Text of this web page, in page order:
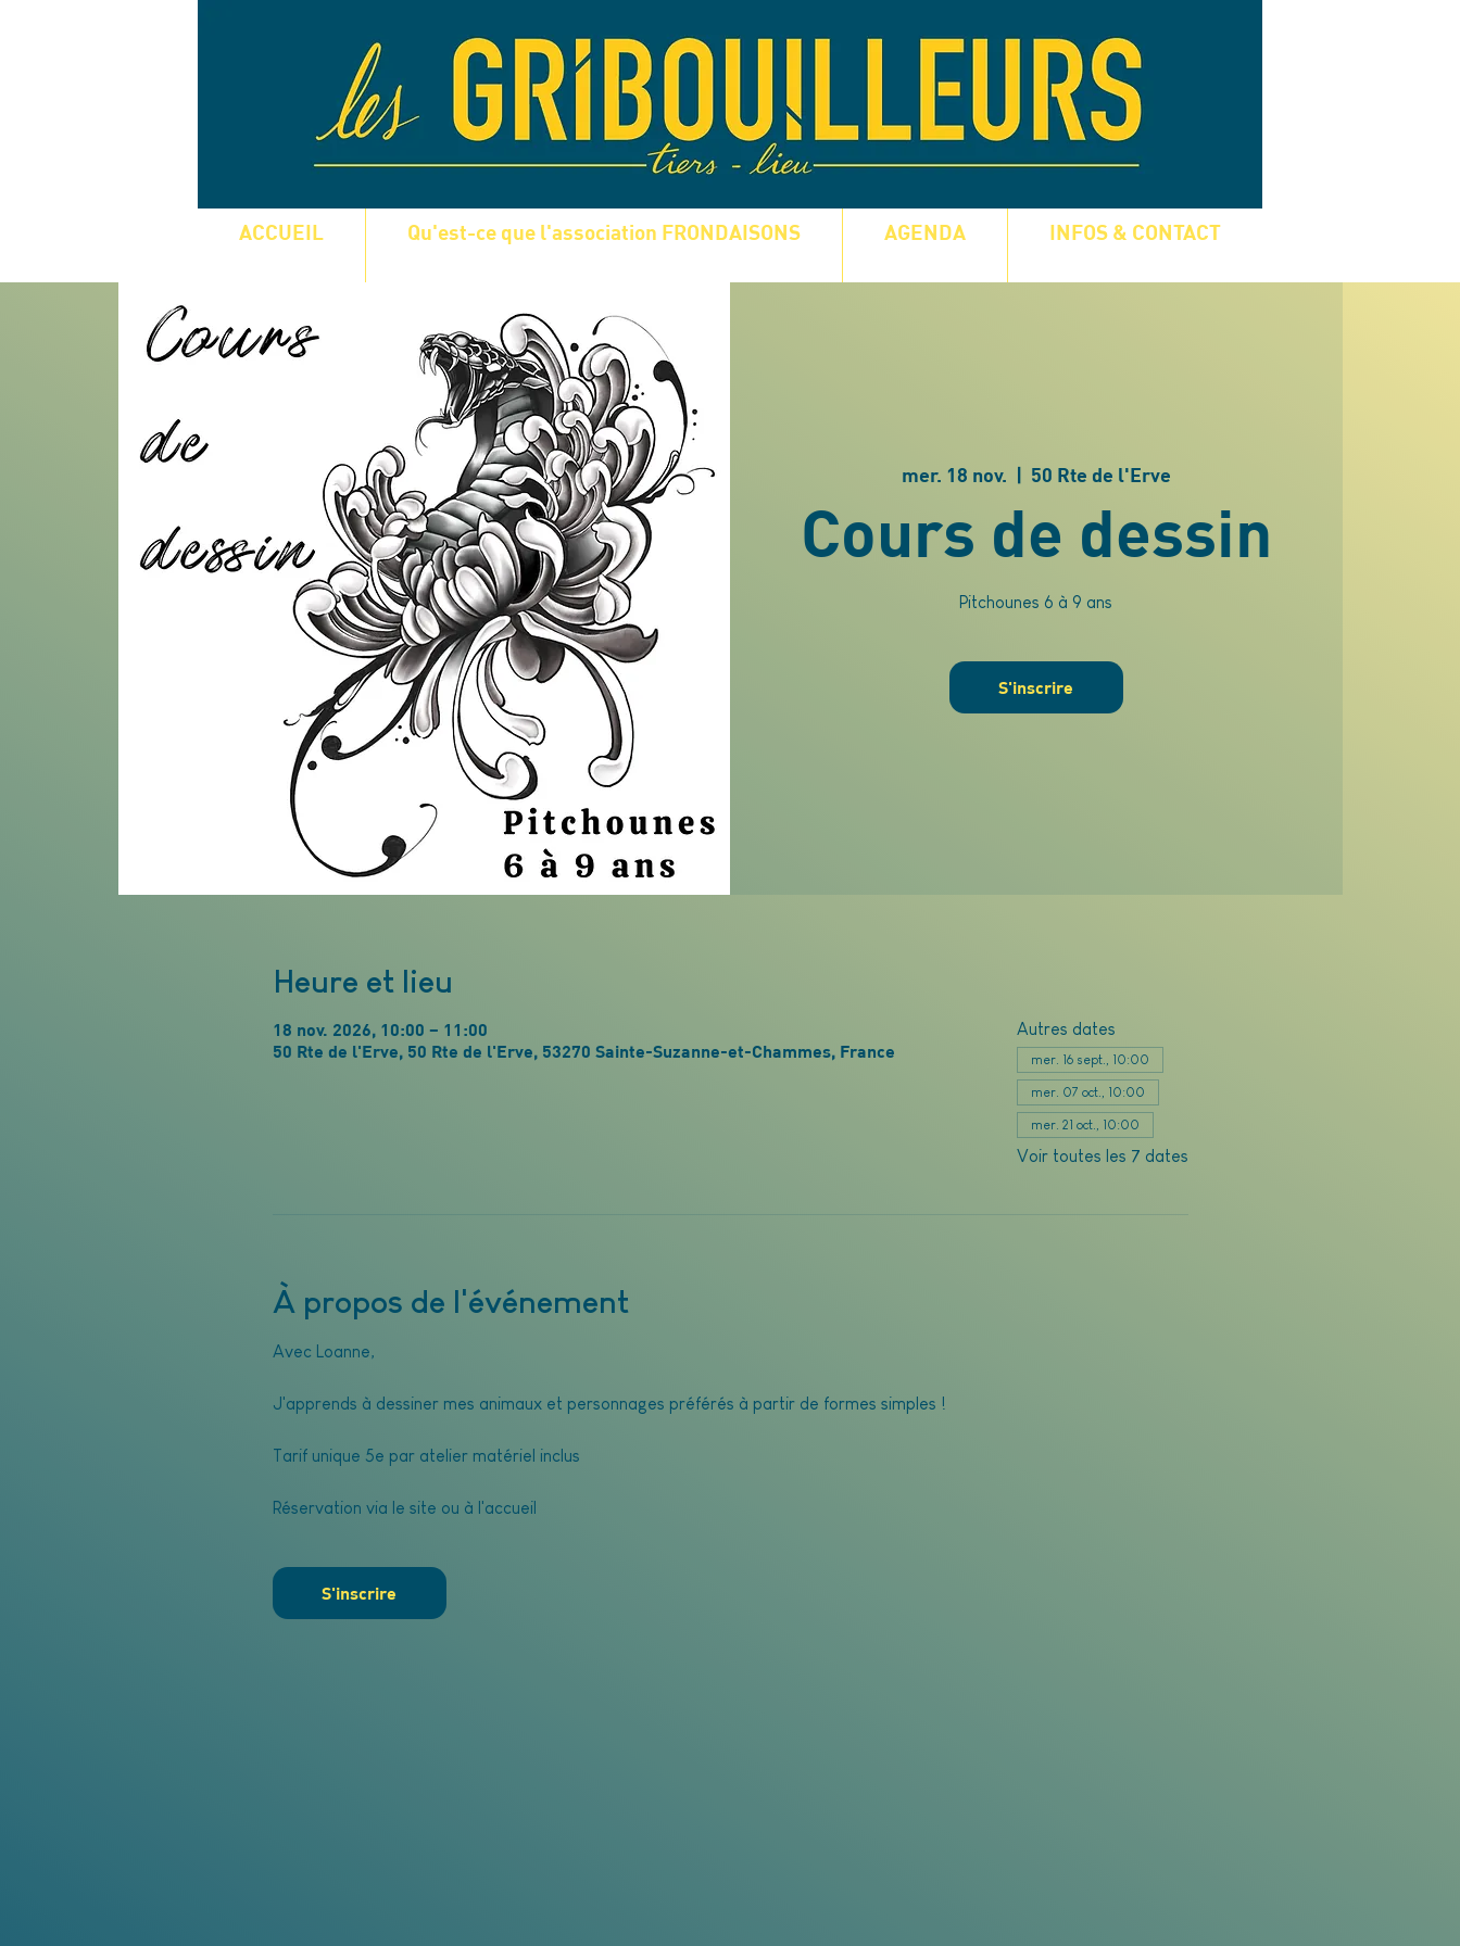
ACCUEIL Qu'est-ce que l'association FRONDAISONS AGENDA INFOS & CONTACT
mer. 18 nov.
  |
50 Rte de l'Erve
Cours de dessin
Pitchounes 6 à 9 ans
S'inscrire
Heure et lieu
18 nov. 2026, 10:00 – 11:00
50 Rte de l'Erve, 50 Rte de l'Erve, 53270 Sainte-Suzanne-et-Chammes, France
Autres dates
mer. 16 sept., 10:00
mer. 07 oct., 10:00
mer. 21 oct., 10:00
Voir toutes les 7 dates
À propos de l'événement
Avec Loanne,
J'apprends à dessiner mes animaux et personnages préférés à partir de formes simples !
Tarif unique 5e par atelier matériel inclus
Réservation via le site ou à l'accueil
S'inscrire